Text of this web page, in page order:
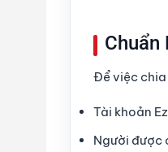
Chuẩn
Để việc chia
Tài khoản
Người được